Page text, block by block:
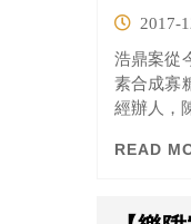
2017-
浩鼎案從
素合成寡
經辦人，
READ